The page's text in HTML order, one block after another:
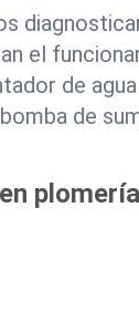
el
de
de